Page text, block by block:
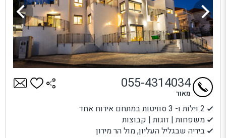
2 וילות ו- 3 סוויטות במתחם אירוח אחד
משפחות | זוגות | קבוצות
ביריה שבגליל העליון, מול הר מירון
055-4314034
מאור